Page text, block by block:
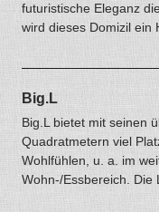
futuristische Eleganz
wird dieses Domizil ein
Big.L
Big.L bietet mit seinen
Quadratmetern viel
Wohlfühlen, u. a. im
Wohn-/Essbereich. Die